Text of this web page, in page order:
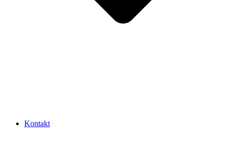
Kontakt